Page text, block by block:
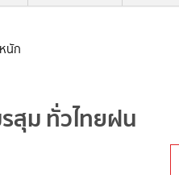
นัก
ม ทั่วไทยฝน